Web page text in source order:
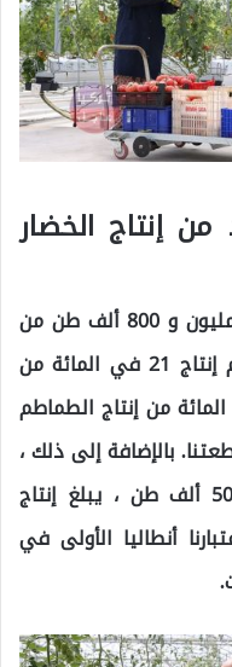
إنتاج الخضار
وشدد كاراجا على أنه يتم إنتاج 2 مليون و 800 ألف طن من
الطماطم سنويًا في أنطاليا ، “يتم إنتاج 21 في المائة من
في تركيا و 60 في المائة من إنتاج الطماطم
بالإضافة إلى ذلك ،
يبلغ إنتاج الفلفل ما يقرب من 500 ألف طن ، يبلغ إنتاج
باعتبارنا أنطاليا الأولى في